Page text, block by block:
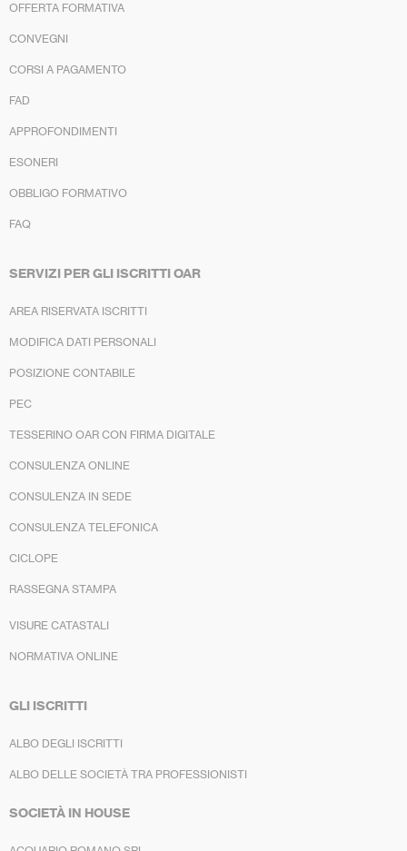
OFFERTA FORMATIVA
CONVEGNI
CORSI A PAGAMENTO
FAD
APPROFONDIMENTI
ESONERI
OBBLIGO FORMATIVO
FAQ
SERVIZI PER GLI ISCRITTI OAR
AREA RISERVATA ISCRITTI
MODIFICA DATI PERSONALI
POSIZIONE CONTABILE
PEC
TESSERINO OAR CON FIRMA DIGITALE
CONSULENZA ONLINE
CONSULENZA IN SEDE
CONSULENZA TELEFONICA
CICLOPE
RASSEGNA STAMPA
VISURE CATASTALI
NORMATIVA ONLINE
GLI ISCRITTI
ALBO DEGLI ISCRITTI
ALBO DELLE SOCIETÀ TRA PROFESSIONISTI
SOCIETÀ IN HOUSE